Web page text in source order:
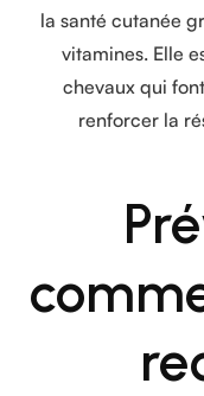
la santé cutanée
vitamines. Elle
chevaux qui
renforcer la